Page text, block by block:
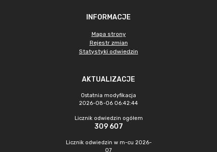
INFORMACJE
Mapa strony
Rejestr zmian
Statystyki odwiedzin
AKTUALIZACJE
Ostatnia modyfikacja
2026-08-06 06:42:44
Licznik odwiedzin ogółem
309 607
Licznik odwiedzin w m-cu 2026-
07